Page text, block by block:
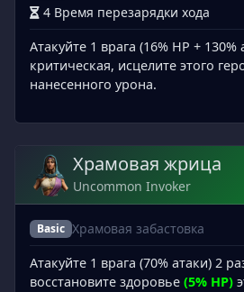
4 Время перезарядки хода
Атакуйте 1 врага (16% HP + 130%
критическая, исцелите этого
нанесенного урона.
Храмовая жрица
Uncommon Invoker
Basic Храмовая забастовка
Атакуйте 1 врага (70% атаки) 2
восстановите здоровье (5% HP)